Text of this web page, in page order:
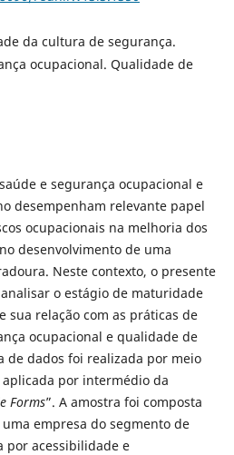
da cultura de segurança.
ocupacional. Qualidade de
e segurança ocupacional e
desempenham relevante papel
ocupacionais na melhoria dos
desenvolvimento de uma
Neste contexto, o presente
o estágio de maturidade
sua relação com as práticas de
ocupacional e qualidade de
de dados foi realizada por meio
por intermédio da
Forms”. A amostra foi composta
empresa do segmento de
por acessibilidade e